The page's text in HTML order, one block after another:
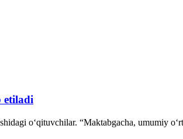
etiladi
oʻqituvchilar. “Maktabgacha, umumiy